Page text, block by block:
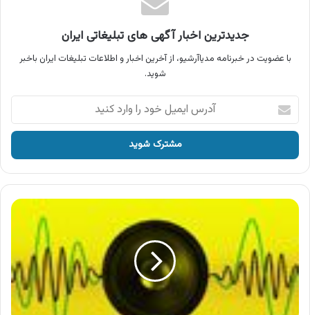
جدیدترین اخبار آگهی های تبلیغاتی ایران
با عضویت در خبرنامه مدیاآرشیو، از آخرین اخبار و اطلاعات تبلیغات ایران باخبر
شوید.
آدرس
ایمیل
خود
وارد
کنید
آگهی
لوازم
خانگی
عالی
نسب